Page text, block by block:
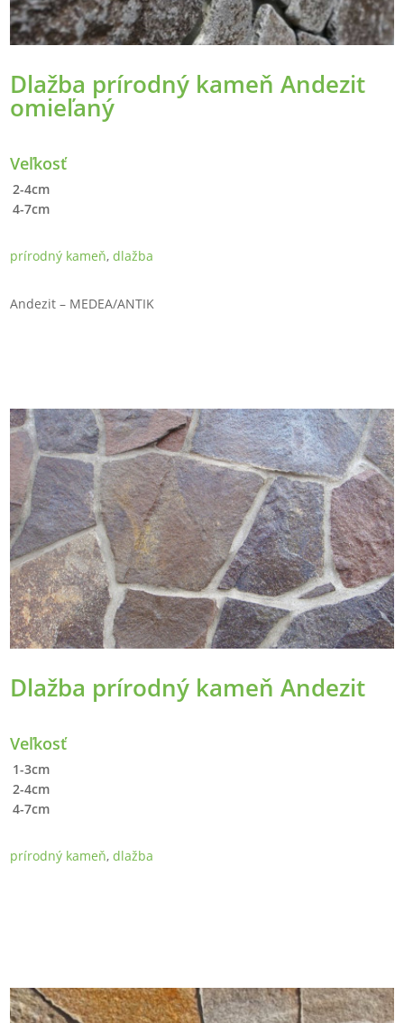
Dlažba prírodný kameň Andezit
omieľaný
Veľkosť
2-4cm
4-7cm
prírodný kameň,dlažba
Andezit – MEDEA/ANTIK
Dlažba prírodný kameň Andezit
Veľkosť
1-3cm
2-4cm
4-7cm
prírodný kameň,dlažba